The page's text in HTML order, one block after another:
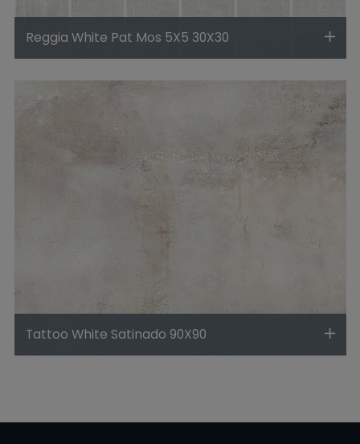
Reggia White Pat Mos 5X5 30X30
Tattoo White Satinado 90X90